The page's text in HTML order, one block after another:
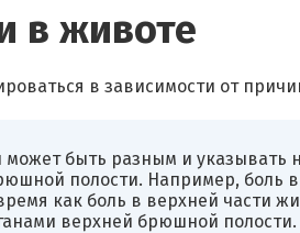
в животе
в зависимости от
быть разным и указывать
полости. Например, боль
как боль в верхней части
верхней брюшной полости.